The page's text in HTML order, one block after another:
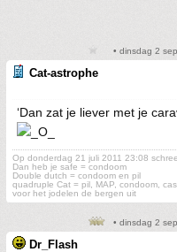
• dinsdag 2
Cat-astrophe
‘Dan zat je liever met je
Op donderdag 21 juli 2011 23:08
Dan heb je safe = condoom
Double dutch = condoom en pil
quadruple Cat = pil, MAP, condoom,
voor het jodelen de bergen uit
• dinsdag 2
Dr_Flash